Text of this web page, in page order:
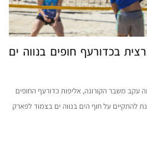
בכדורעף חופים בנווה ים
עקב משבר הקורונה, אליפות כדורעף החופים
להתקיים על חוף הים בנווה ים בצמוד לפארק